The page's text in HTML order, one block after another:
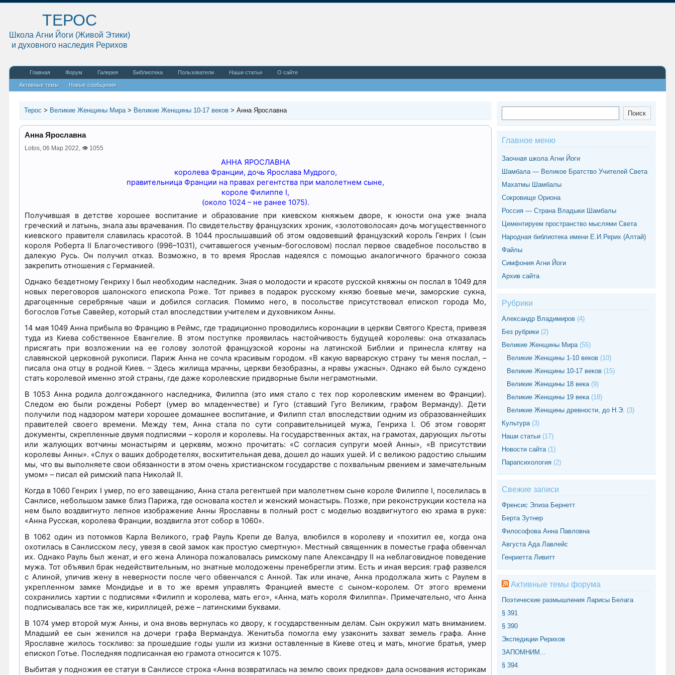
ТЕРОС
Школа Агни Йоги (Живой Этики)
и духовного наследия Рерихов
Главная Форум Галерея Библиотека Пользователи Наши статьи О сайте
Активные темы Новые сообщения
Терос > Великие Женщины Мира> Великие Женщины 10-17 веков >Анна Ярославна
Анна Ярославна
Lotos,06 Мар 2022, 👁 1055
АННА ЯРОСЛАВНА
королева Франции, дочь Ярослава Мудрого,
правительница Франции на правах регентства при малолетнем сыне,
короле Филиппе I,
(около 1024 – не ранее 1075).
Получившая в детстве хорошее воспитание и образование при киевском княжьем дворе, к юности она уже знала
греческий и латынь, знала азы врачевания. По свидетельству французских хроник, «золотоволосая» дочь могущественного
киевского правителя славилась красотой. В 1044 прослышавший об этом овдовевший французский король Генрих I (сын
короля Роберта II Благочестивого (996–1031), считавшегося ученым-богословом) послал первое свадебное посольство в
далекую Русь. Он получил отказ. Возможно, в то время Ярослав надеялся с помощью аналогичного брачного союза
закрепить отношения с Германией.
Однако бездетному Генриху I был необходим наследник. Зная о молодости и красоте русской княжны он послал в 1049 для
новых переговоров шалонского епископа Роже. Тот привез в подарок русскому князю боевые мечи, заморские сукна,
драгоценные серебряные чаши и добился согласия. Помимо него, в посольстве присутствовал епископ города Мо,
богослов Готье Савейер, который стал впоследствии учителем и духовником Анны.
14 мая 1049 Анна прибыла во Францию в Реймс, где традиционно проводились коронации в церкви Святого Креста, привезя
туда из Киева собственное Евангелие. В этом поступке проявилась настойчивость будущей королевы: она отказалась
присягать при возложении на ее голову золотой французской короны на латинской Библии и принесла клятву на
славянской церковной рукописи. Париж Анна не сочла красивым городом. «В какую варварскую страну ты меня послал, –
писала она отцу в родной Киев. – Здесь жилища мрачны, церкви безобразны, а нравы ужасны». Однако ей было суждено
стать королевой именно этой страны, где даже королевские придворные были неграмотными.
В 1053 Анна родила долгожданного наследника, Филиппа (это имя стало с тех пор королевским именем во Франции).
Следом ею были рождены Роберт (умер во младенчестве) и Гуго (ставший Гуго Великим, графом Верманду). Дети
получили под надзором матери хорошее домашнее воспитание, и Филипп стал впоследствии одним из образованнейших
правителей своего времени. Между тем, Анна стала по сути соправительницей мужа, Генриха I. Об этом говорят
документы, скрепленные двумя подписями – короля и королевы. На государственных актах, на грамотах, дарующих льготы
или жалующих вотчины монастырям и церквям, можно прочитать: «С согласия супруги моей Анны», «В присутствии
королевы Анны». «Слух о ваших добродетелях, восхитительная дева, дошел до наших ушей. И с великою радостию слышим
мы, что вы выполняете свои обязанности в этом очень христианском государстве с похвальным рвением и замечательным
умом» – писал ей римский папа Николай II.
Когда в 1060 Генрих I умер, по его завещанию, Анна стала регентшей при малолетнем сыне короле Филиппе I, поселилась в
Санлисе, небольшом замке близ Парижа, где основала костел и женский монастырь. Позже, при реконструкции костела на
нем было воздвигнуто лепное изображение Анны Ярославны в полный рост с моделью воздвигнутого ею храма в руке:
«Анна Русская, королева Франции, воздвигла этот собор в 1060».
В 1062 один из потомков Карла Великого, граф Рауль Крепи де Валуа, влюбился в королеву и «похитил ее, когда она
охотилась в Санлисском лесу, увезя в свой замок как простую смертную». Местный священник в поместье графа обвенчал
их. Однако Рауль был женат, и его жена Алинора пожаловалась римскому папе Александру II на неблаговидное поведение
мужа. Тот объявил брак недействительным, но знатные молодожены пренебрегли этим. Есть и иная версия: граф развелся
с Алиной, уличив жену в неверности после чего обвенчался с Анной. Так или иначе, Анна продолжала жить с Раулем в
укрепленном замке Мондидье и в то же время управлять Францией вместе с сыном-королем. От этого времени
сохранились хартии с подписями «Филипп и королева, мать его», «Анна, мать короля Филиппа». Примечательно, что Анна
подписывалась все так же, кириллицей, реже – латинскими буквами.
В 1074 умер второй муж Анны, и она вновь вернулась ко двору, к государственным делам. Сын окружил мать вниманием.
Младший ее сын женился на дочери графа Вермандуа. Женитьба помогла ему узаконить захват земель графа. Анне
Ярославне жилось тоскливо: за прошедшие годы ушли из жизни оставленные в Киеве отец и мать, многие братья, умер
епископ Готье. Последняя подписанная ею грамота относится к 1075.
Выбитая у подножия ее статуи в Санлиссе строка «Анна возвратилась на землю своих предков» дала основания историкам
Поиск
Главное меню
Заочная школа Агни Йоги
Шамбала — Великое Братство Учителей Света
Махатмы Шамбалы
Сокровище Ориона
Россия — Страна Владыки Шамбалы
Цементируем пространство мыслями Света
Народная библиотека имени Е.И.Рерих (Алтай)
Файлы
Симфония Агни Йоги
Архив сайта
Рубрики
Александр Владимиров(4)
Без рубрики(2)
Великие Женщины Мира(55)
Великие Женщины 1-10 веков(10)
Великие Женщины 10-17 веков(15)
Великие Женщины 18 века(9)
Великие Женщины 19 века(18)
Великие Женщины древности, до Н.Э. (3)
Культура(3)
Наши статьи(17)
Новости сайта(1)
Парапсихология(2)
Свежие записи
Френсис Элиза Бернетт
Берта Зутнер
Философова Анна Павловна
Августа Ада Лавлейс
Генриетта Ливитт
Активные темы форума
Поэтические размышления Ларисы Белага
§ 391
§ 390
Экспедиции Рерихов
ЗАПОМНИМ...
§ 394